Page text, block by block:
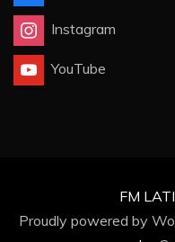
Instagram
YouTube
FM
Proudly powered by